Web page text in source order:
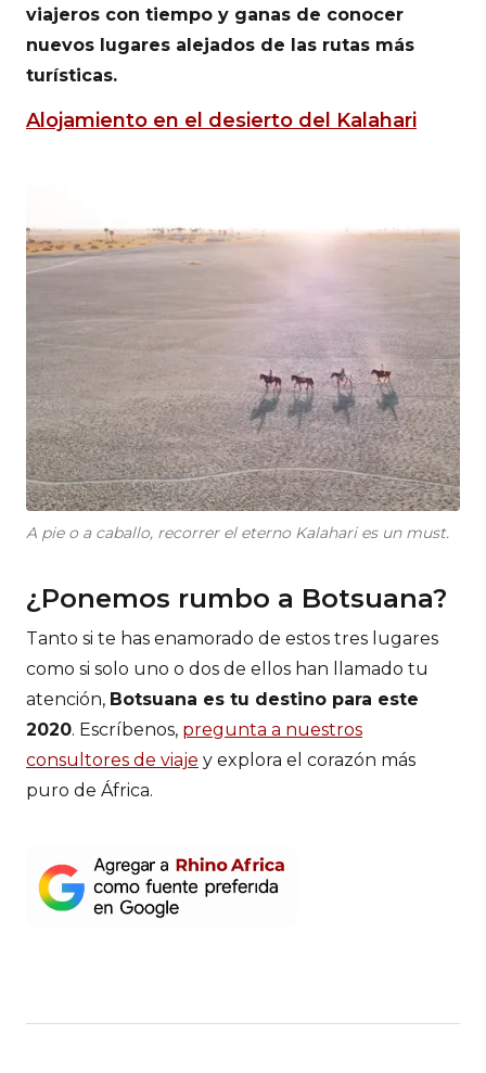
viajeros con tiempo y ganas de conocer
nuevos lugares alejados de las rutas más
turísticas.
Alojamiento en el desierto del Kalahari
A pie o a caballo, recorrer el eterno Kalahari es un must.
¿Ponemos rumbo a Botsuana?
Tanto si te has enamorado de estos tres lugares
como si solo uno o dos de ellos han llamado tu
atención, Botsuana es tu destino para este
2020. Escríbenos, pregunta a nuestros
consultores de viaje y explora el corazón más
puro de África.